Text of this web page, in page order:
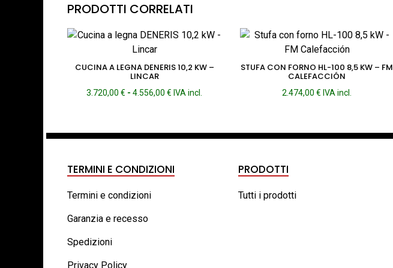
PRODOTTI CORRELATI
CUCINA A LEGNA DENERIS 10,2 KW –
LINCAR
3.720,00€ - 4.556,00€ Fascia
3.720,00 €
4.556,00 €
IVA incl.
STUFA CON FORNO HL-100 8,5 KW – FM
CALEFACCIÓN
2.474,00€ IVA incl.
TERMINI E CONDIZIONI
Termini e condizioni
Garanzia e recesso
Spedizioni
Privacy Policy
PRODOTTI
Tutti i prodotti